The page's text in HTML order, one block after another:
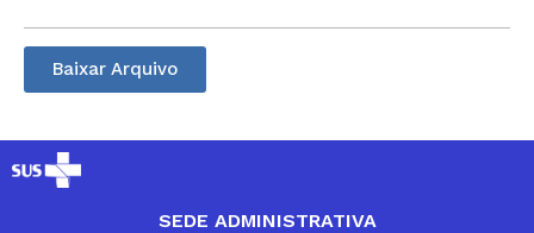
Baixar Arquivo
SEDE ADMINISTRATIVA